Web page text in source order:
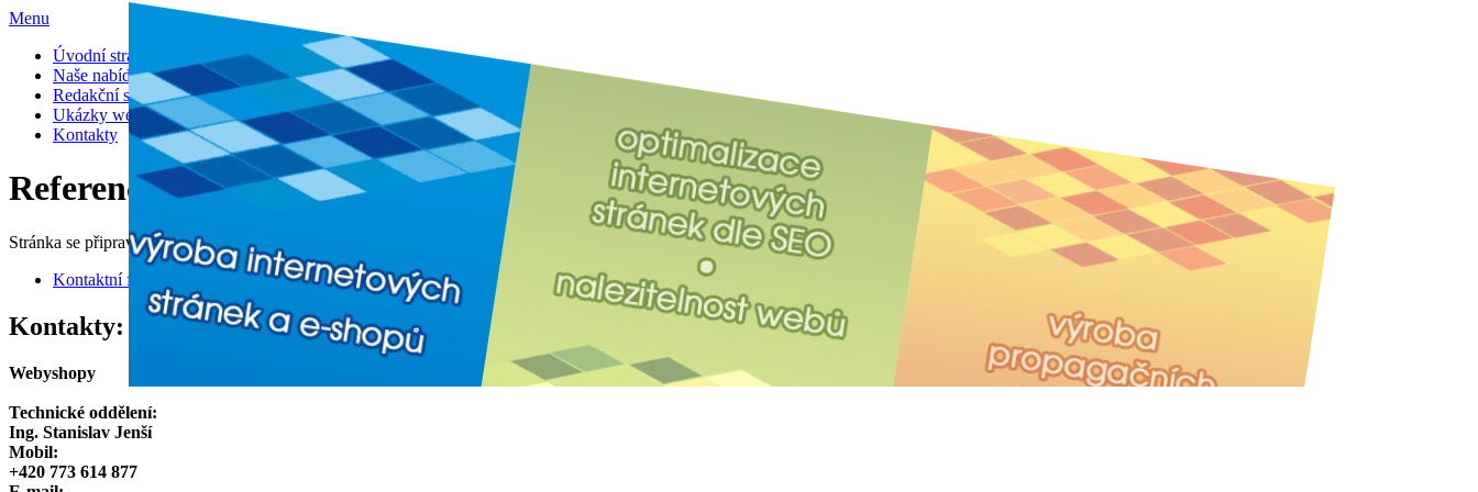
Menu
Úvodní stránka
Naše nabídka a ceny
Redakční systém
Ukázky webů
Kontakty
Referenční ukázky našich webů Webyshopy
Stránka se připravuje
Kontaktní formulář
Kontakty:
Webyshopy
Technické oddělení:
Ing. Stanislav Jenší
Mobil:
+420 773 614 877